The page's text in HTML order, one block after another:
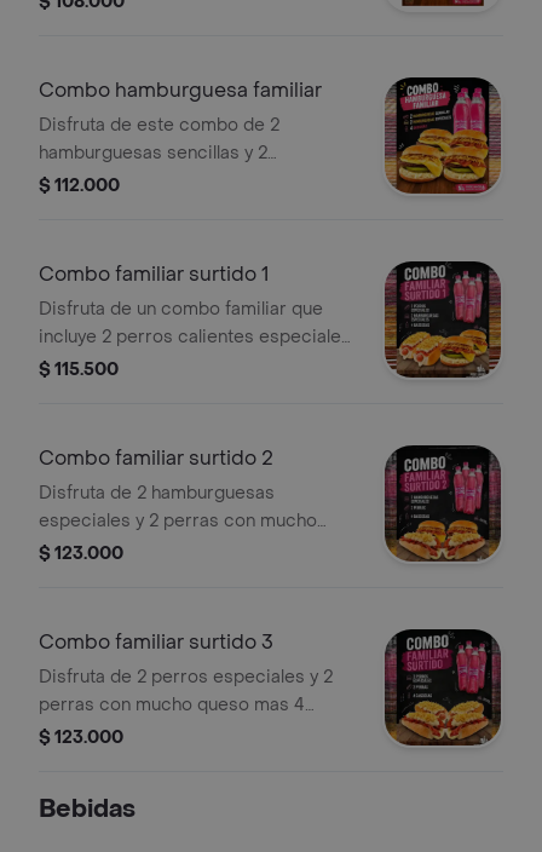
Combo hamburguesa familiar
Disfruta de este combo de 2
hamburguesas sencillas y 2
hamburguesas especiales y 4
$ 112.000
Combo familiar surtido 1
Disfruta de un combo familiar que
incluye 2 perros calientes especiales
y 2 hamburguesas especiales con
$ 115.500
Combo familiar surtido 2
Disfruta de 2 hamburguesas
especiales y 2 perras con mucho
queso mas 4 gaseosas
$ 123.000
Combo familiar surtido 3
Disfruta de 2 perros especiales y 2
perras con mucho queso mas 4
gaseosas
$ 123.000
Bebidas